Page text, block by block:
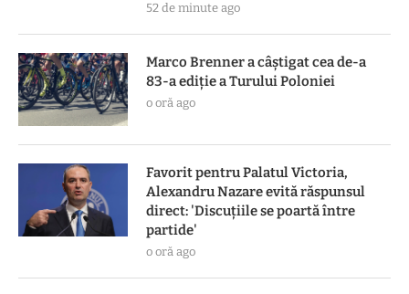
52 de minute ago
Marco Brenner a câștigat cea de-a
83-a ediţie a Turului Poloniei
o oră ago
Favorit pentru Palatul Victoria,
Alexandru Nazare evită răspunsul
direct: 'Discuțiile se poartă între
partide'
o oră ago